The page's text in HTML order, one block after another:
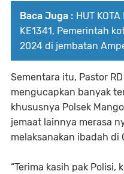
Baca Juga : HUT
KE1341, Pemerintah
2024 di jembatan
Sementara itu, Pastor
mengucapkan banyak
khususnya Polsek
jemaat lainnya merasa
melaksanakan ibadah di
“Terima kasih pak Polisi,